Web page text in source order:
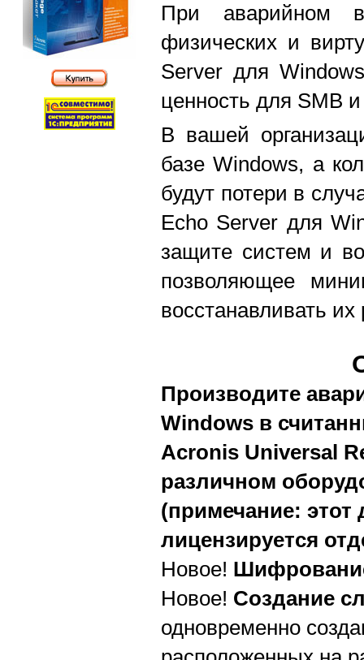
При аварийном
физических и
Server для
ценность для SMB
В вашей
базе Windows, а
будут потери в
Echo Server для
защите систем и
позволяющее
восстанавливать их
Производите
Windows в
Acronis Universal
различном
(примечание:
лицензируется
Новое!
Новое! Создание
одновременно